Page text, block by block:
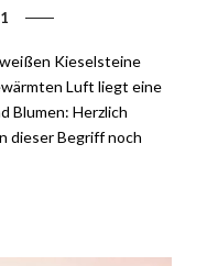
Kieselsteine
Luft liegt eine
Blumen: Herzlich
dieser Begriff noch